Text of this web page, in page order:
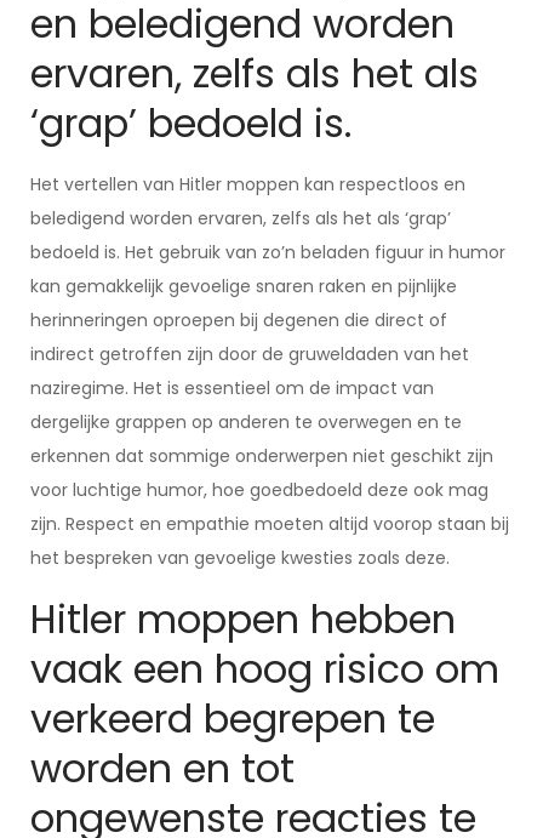
en beledigend worden
ervaren, zelfs als het als
‘grap’ bedoeld is.
Het vertellen van Hitler moppen kan respectloos en
beledigend worden ervaren, zelfs als het als ‘grap’
bedoeld is. Het gebruik van zo’n beladen figuur in humor
kan gemakkelijk gevoelige snaren raken en pijnlijke
herinneringen oproepen bij degenen die direct of
indirect getroffen zijn door de gruweldaden van het
naziregime. Het is essentieel om de impact van
dergelijke grappen op anderen te overwegen en te
erkennen dat sommige onderwerpen niet geschikt zijn
voor luchtige humor, hoe goedbedoeld deze ook mag
zijn. Respect en empathie moeten altijd voorop staan bij
het bespreken van gevoelige kwesties zoals deze.
Hitler moppen hebben
vaak een hoog risico om
verkeerd begrepen te
worden en tot
ongewenste reacties te